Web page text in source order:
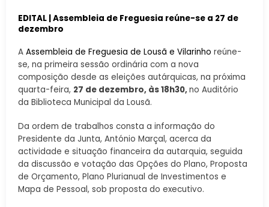
EDITAL | Assembleia de Freguesia reúne-se a 27 de
dezembro
A Assembleia de Freguesia de Lousã e Vilarinho reúne-
se, na primeira sessão ordinária com a nova
composição desde as eleições autárquicas, na próxima
quarta-feira, 27 de dezembro, às 18h30,no Auditório
da Biblioteca Municipal da Lousã.
Da ordem de trabalhos consta a informação do
Presidente da Junta, António Marçal, acerca da
actividade e situação financeira da autarquia, seguida
da discussão e votação das Opções do Plano, Proposta
de Orçamento, Plano Plurianual de Investimentos e
Mapa de Pessoal, sob proposta do executivo.